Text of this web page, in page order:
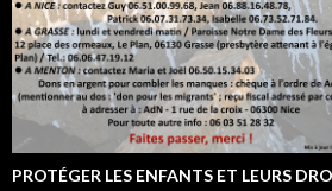
PROTÉGER LES ENFANTS ET LEURS